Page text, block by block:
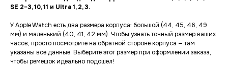
SE 2−3, 10, 11 и Ultra 1, 2, 3.
У Apple Watch есть два размера корпуса: большой (44, 45, 46, 49
мм) и маленький (40, 41, 42 мм). Чтобы узнать точный размер ваших
часов, просто посмотрите на обратной стороне корпуса — там
указаны все данные. Выберите этот размер при оформлении заказа,
чтобы ремешок идеально подошел!